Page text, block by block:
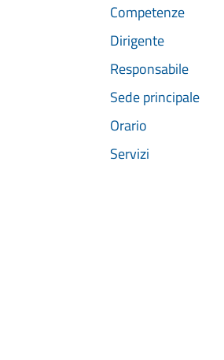
Competenze
Dirigente
Responsabile
Sede principale
Orario
Servizi